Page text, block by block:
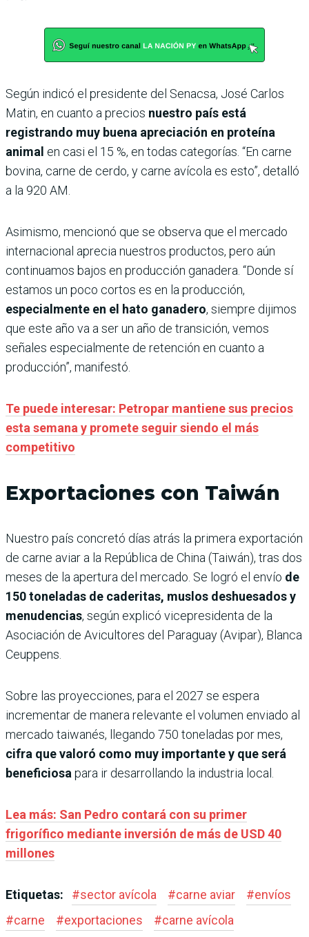
Según indicó el presidente del Senacsa, José Carlos
Matin, en cuanto a precios nuestro país está
registrando muy buena apreciación en proteína
animal en casi el 15 %, en todas categorías. “En carne
bovina, carne de cerdo, y carne avícola es esto”, detalló
a la 920 AM.
Asimismo, mencionó que se observa que el mercado
internacional aprecia nuestros productos, pero aún
continuamos bajos en producción ganadera. “Donde sí
estamos un poco cortos es en la producción,
especialmente en el hato ganadero, siempre dijimos
que este año va a ser un año de transición, vemos
señales especialmente de retención en cuanto a
producción”, manifestó.
Te puede interesar: Petropar mantiene sus precios
esta semana y promete seguir siendo el más
competitivo
Exportaciones con Taiwán
Nuestro país concretó días atrás la primera exportación
de carne aviar a la República de China (Taiwán), tras dos
meses de la apertura del mercado. Se logró el envío de
150 toneladas de caderitas, muslos deshuesados y
menudencias, según explicó vicepresidenta de la
Asociación de Avicultores del Paraguay (Avipar), Blanca
Ceuppens.
Sobre las proyecciones, para el 2027 se espera
incrementar de manera relevante el volumen enviado al
mercado taiwanés, llegando 750 toneladas por mes,
cifra que valoró como muy importante y que será
beneficiosapara ir desarrollando la industria local.
Lea más: San Pedro contará con su primer
frigorífico mediante inversión de más de USD 40
millones
Etiquetas: #sector avícola #carne aviar #envíos
#carne #exportaciones #carne avícola